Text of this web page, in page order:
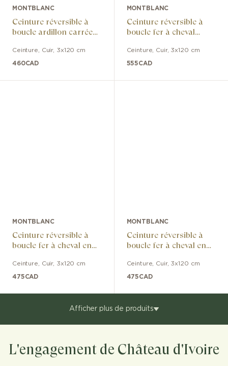
MONTBLANC
Ceinture réversible à
boucle ardillon carrée
noir/marron
Ceinture Cuir, 3x120 cm
460CAD
MONTBLANC
Ceinture réversible à
boucle fer à cheval
noir/marron
Ceinture Cuir, 3x120 cm
555CAD
MONTBLANC
Ceinture réversible à
boucle fer à cheval en
Ceinture, Cuir, 3x120 cm
475CAD
MONTBLANC
Ceinture réversible à
boucle fer à cheval en
Ceinture, Cuir, 3x120 cm
475CAD
Afficher plus de produits
L'engagement de Château d'Ivoire